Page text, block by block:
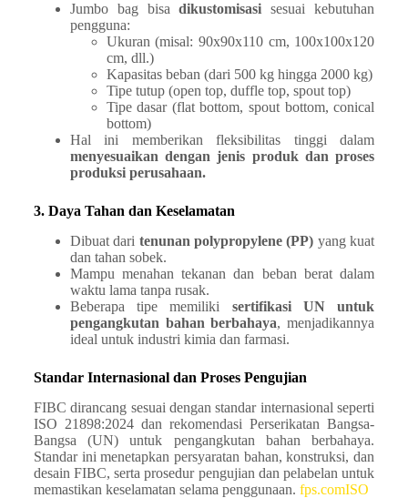
Jumbo bag bisadikustomisasi sesuai kebutuhan
pengguna:
Ukuran (misal: 90x90x110 cm, 100x100x120
cm, dll.)
Kapasitas beban (dari 500 kg hingga 2000 kg)
Tipe tutup (open top, duffle top, spout top)
Tipe dasar (flat bottom, spout bottom, conical
bottom)
Hal ini memberikan fleksibilitas tinggi dalam
menyesuaikan dengan jenis produk dan proses
produksi perusahaan.
3. Daya Tahan dan Keselamatan
Dibuat dari tenunan polypropylene (PP) yang kuat
dan tahan sobek.
Mampu menahan tekanan dan beban berat dalam
waktu lama tanpa rusak.
Beberapa tipe memiliki sertifikasi UN untuk
pengangkutan bahan berbahaya, menjadikannya
ideal untuk industri kimia dan farmasi.
Standar Internasional dan Proses Pengujian
FIBC dirancang sesuai dengan standar internasional seperti
ISO 21898:2024 dan rekomendasi Perserikatan Bangsa-
Bangsa (UN) untuk pengangkutan bahan berbahaya.
Standar ini menetapkan persyaratan bahan, konstruksi, dan
desain FIBC, serta prosedur pengujian dan pelabelan untuk
memastikan keselamatan selama penggunaan. ​ fps.comISO